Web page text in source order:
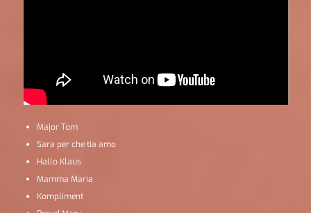
Major Tom
Sara per che tia amo
Hallo Klaus
Mamma Maria
Kompliment